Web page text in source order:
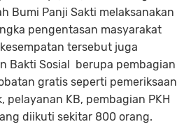
Bumi Panji Sakti melaksanakan
pengentasan masyarakat
tersebut juga
Bakti Sosial berupa pembagian
gratis seperti pemeriksaan
pelayanan KB, pembagian PKH
diikuti sekitar 800 orang.